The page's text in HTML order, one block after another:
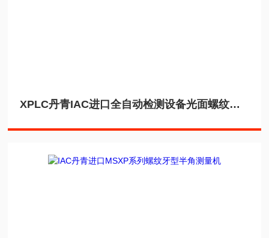
XPLC丹青IAC进口全自动检测设备光面螺纹测量机